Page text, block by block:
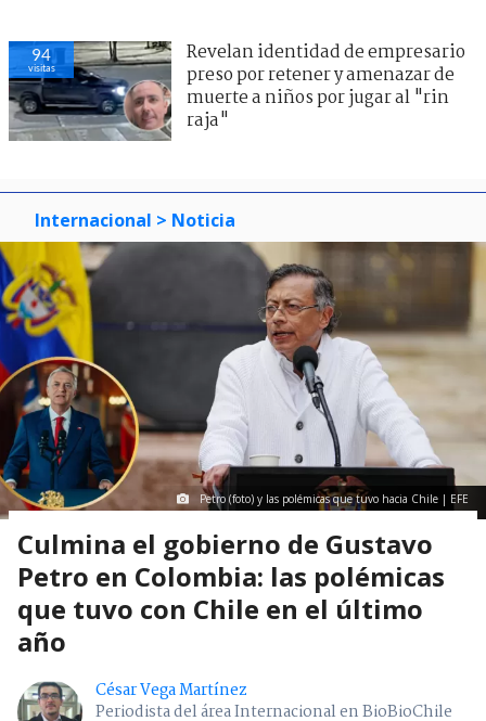
94
visitas
Revelan identidad de empresario
preso por retener y amenazar de
muerte a niños por jugar al "rin
raja"
Internacional > Noticia
Petro (foto) y las polémicas que tuvo hacia Chile | EFE
Culmina el gobierno de Gustavo
Petro en Colombia: las polémicas
que tuvo con Chile en el último
año
César Vega Martínez
Periodista del área Internacional en BioBioChile